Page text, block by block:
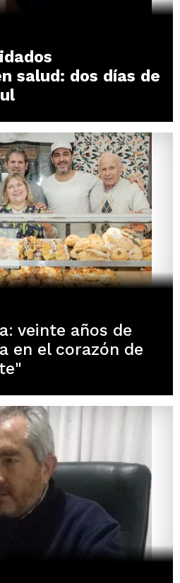
salud: dos días de
veinte años de
en el corazón de